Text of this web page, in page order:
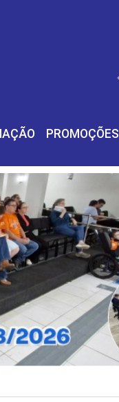
PROMOÇÕES